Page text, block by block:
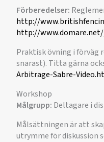
Förberedelser:
http://
http://
Praktisk övning i förväg
snarast). Titta gärna
Arbitrage-Sabre-
Workshop
Målgrupp: Deltagare i
Målsättningen är att
utrymme för diskussion